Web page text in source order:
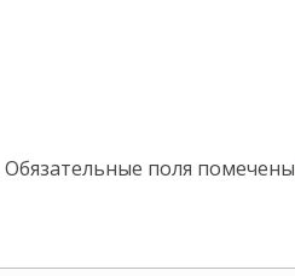
Обязательные поля помечены